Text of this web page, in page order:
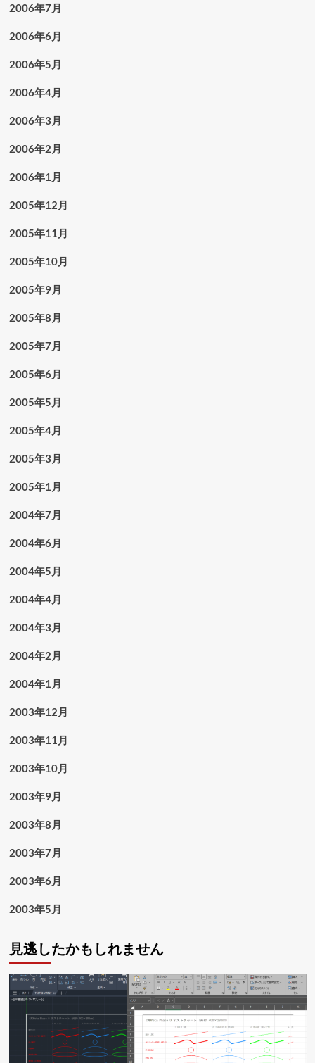
2006年7月
2006年6月
2006年5月
2006年4月
2006年3月
2006年2月
2006年1月
2005年12月
2005年11月
2005年10月
2005年9月
2005年8月
2005年7月
2005年6月
2005年5月
2005年4月
2005年3月
2005年1月
2004年7月
2004年6月
2004年5月
2004年4月
2004年3月
2004年2月
2004年1月
2003年12月
2003年11月
2003年10月
2003年9月
2003年8月
2003年7月
2003年6月
2003年5月
見逃したかもしれません